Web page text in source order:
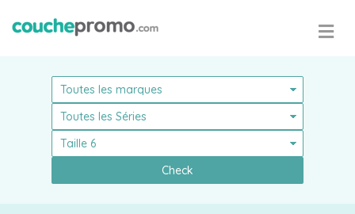
Check